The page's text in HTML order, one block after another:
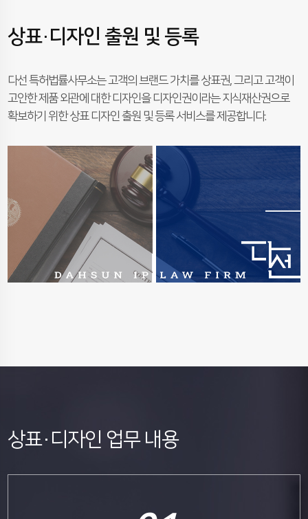
상표·디자인 출원 및 등록
다선 특허법률사무소는 고객의 브랜드 가치를 상표권, 그리고 고객이
고안한 제품 외관에 대한 디자인을 디자인권이라는 지식재산권으로
확보하기 위한 상표 디자인 출원 및 등록 서비스를 제공합니다.
상표·디자인 업무 내용